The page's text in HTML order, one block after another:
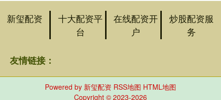
新玺配资
十大配资平
台
在线配资开
户
炒股配资服
务
友情链接：
Powered by 新玺配资 RSS地图 HTML地图
Copyright © 2023-2026